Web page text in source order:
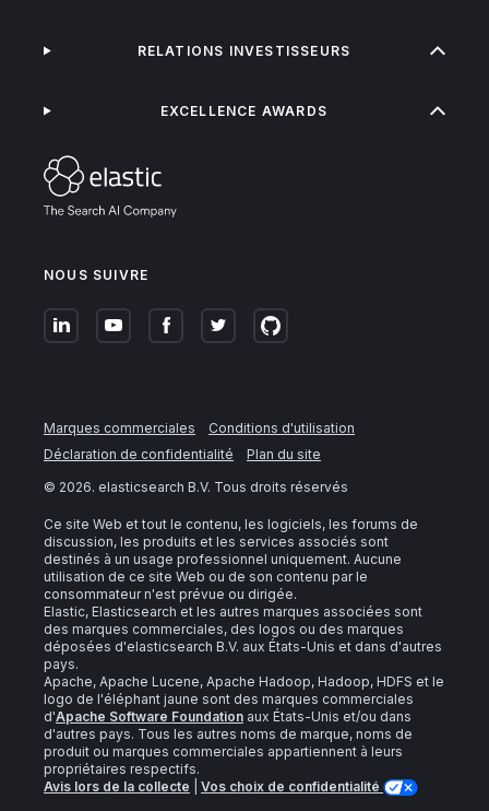
NOUS SUIVRE
RELATIONS INVESTISSEURS
EXCELLENCE AWARDS
Marques commerciales
Conditions d'utilisation
Déclaration de confidentialité
Plan du site
© 2026. elasticsearch B.V. Tous droits réservés
Ce site Web et tout le contenu, les logiciels, les forums de
discussion, les produits et les services associés sont
destinés à un usage professionnel uniquement. Aucune
utilisation de ce site Web ou de son contenu par le
consommateur n'est prévue ou dirigée.
Elastic, Elasticsearch et les autres marques associées sont
des marques commerciales, des logos ou des marques
déposées d'elasticsearch B.V. aux États-Unis et dans d'autres
pays.
Apache, Apache Lucene, Apache Hadoop, Hadoop, HDFS et le
logo de l'éléphant jaune sont des marques commerciales
d'Apache Software Foundation aux États-Unis et/ou dans
d'autres pays. Tous les autres noms de marque, noms de
produit ou marques commerciales appartiennent à leurs
propriétaires respectifs.
Avis lors de la collecte
Vos choix de confidentialité